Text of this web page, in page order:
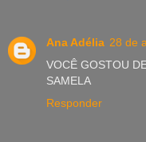
Ana Adélia 28 de
VOCÊ GOSTOU
SAMELA
Responder